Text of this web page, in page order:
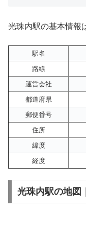
光珠内駅の基本情報
駅名
路線
運営会社
都道府県
郵便番号
住所
緯度
経度
光珠内駅の地図